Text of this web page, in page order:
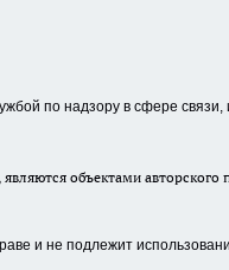
по надзору в сфере
объектами авторского
и не подлежит